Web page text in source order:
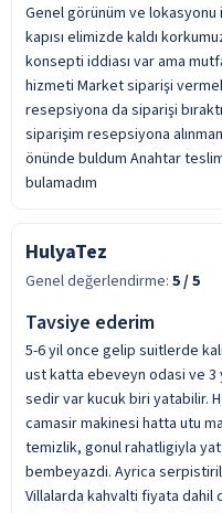
Genel görünüm ve lokasyonu
kapısı elimizde kaldı
konsepti iddiası var ama
hizmeti Market siparişi
resepsiyona da siparişi
siparişim resepsiyona
önünde buldum Anahtar
bulamadım
HulyaTez
Genel değerlendirme: 5/ 5
Tavsiye ederim
5-6 yil once gelip suitlerde
ust katta ebeveyn odasi ve 3
sedir var kucuk biri yatabilir.
camasir makinesi hatta utu
temizlik, gonul rahatligiyla
bembeyazdi. Ayrica
Villalarda kahvalti fiyata